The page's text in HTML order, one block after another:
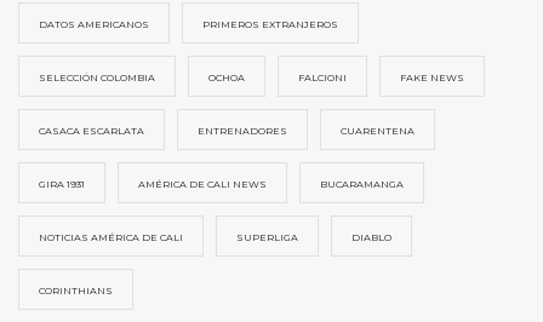
DATOS AMERICANOS PRIMEROS EXTRANJEROS
SELECCIÓN COLOMBIA OCHOA FALCIONI FAKE NEWS
CASACA ESCARLATA ENTRENADORES CUARENTENA
GIRA 1931 AMÉRICA DE CALI NEWS BUCARAMANGA
NOTICIAS AMÉRICA DE CALI SUPERLIGA DIABLO
CORINTHIANS